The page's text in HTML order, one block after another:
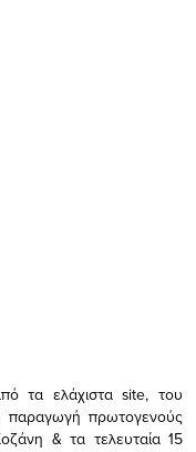
τα ελάχισταsite, του
παραγωγή πρωτογενούς
& τα τελευταία 15